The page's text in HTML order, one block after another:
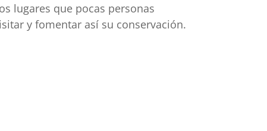
lugares que pocas personas
y fomentar así su conservación.